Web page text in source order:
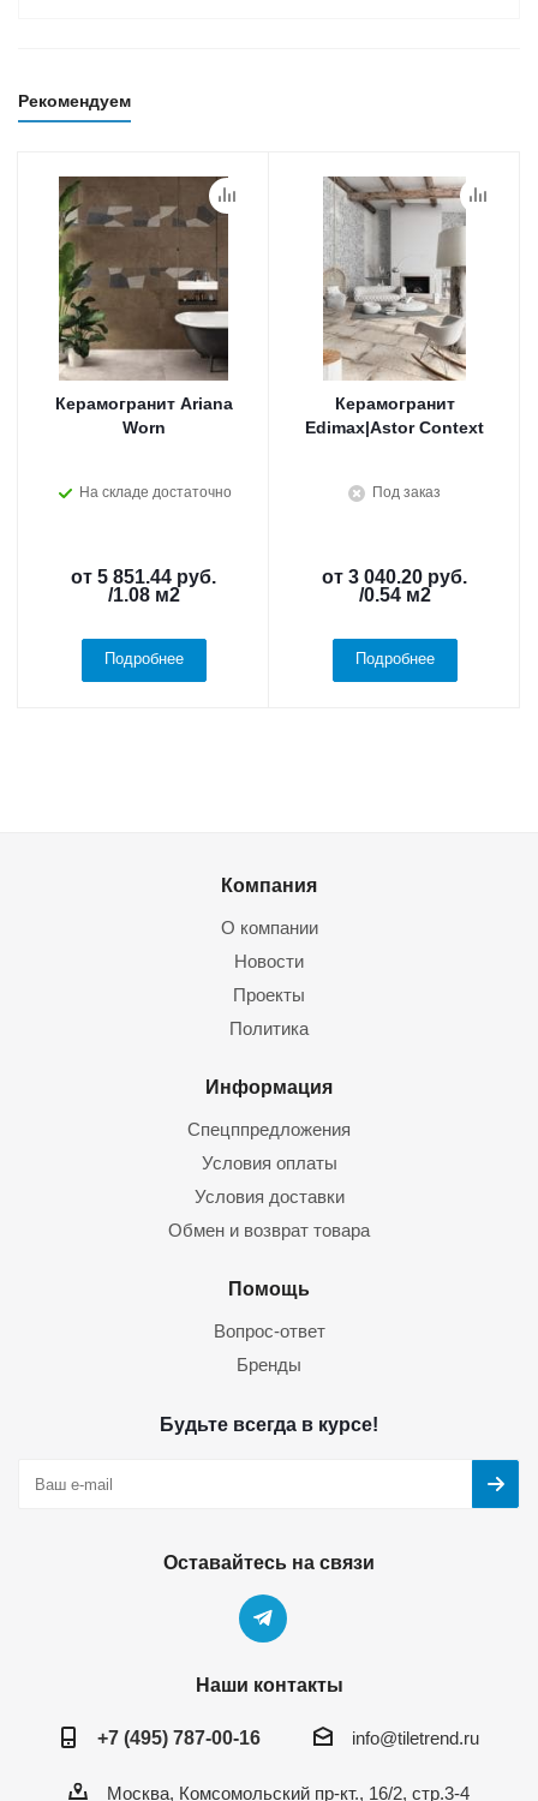
Рекомендуем
Керамогранит Ariana
Worn
На складе достаточно
от 5 851.44 руб.
/1.08 м2
Подробнее
Керамогранит
Edimax|Astor Context
Под заказ
от 3 040.20 руб.
/0.54 м2
Подробнее
Компания
О компании
Новости
Проекты
Политика
Информация
Спецппредложения
Условия оплаты
Условия доставки
Обмен и возврат товара
Помощь
Вопрос-ответ
Бренды
Будьте всегда в курсе!
Оставайтесь на связи
Наши контакты
+7 (495) 787-00-16 info@tiletrend.ru
Москва, Комсомольский пр-кт., 16/2, стр.3-4